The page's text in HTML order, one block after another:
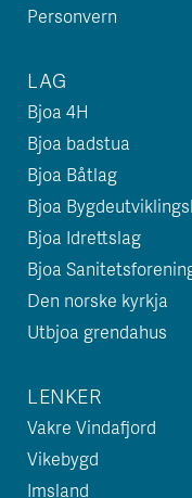
Personvern
LAG
Bjoa 4H
Bjoa badstua
Bjoa Båtlag
Bjoa
Bjoa Idrettslag
Bjoa
Den norske kyrkja
Utbjoa grendahus
LENKER
Vakre Vindafjord
Vikebygd
Imsland